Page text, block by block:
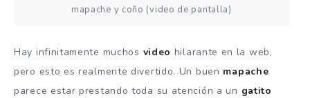
mapache y coño (video de pantalla)
Hay infinitamente muchos video hilarante en la web,
pero esto es realmente divertido. Un buen mapache
parece estar prestando toda su atención a un gatito